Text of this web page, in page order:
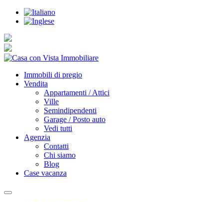
Immobili di pregio
Vendita
Appartamenti / Attici
Ville
Semindipendenti
Garage / Posto auto
Vedi tutti
Agenzia
Contatti
Chi siamo
Blog
Case vacanza